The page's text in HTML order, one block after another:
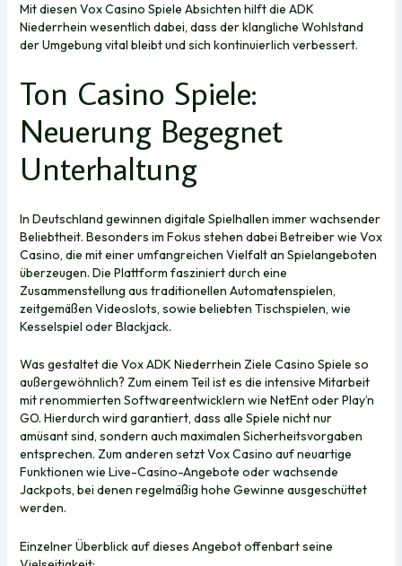
Mit diesen Vox Casino Spiele Absichten hilft die ADK
Niederrhein wesentlich dabei, dass der klangliche Wohlstand
der Umgebung vital bleibt und sich kontinuierlich verbessert.
Ton Casino Spiele:
Neuerung Begegnet
Unterhaltung
In Deutschland gewinnen digitale Spielhallen immer wachsender
Beliebtheit. Besonders im Fokus stehen dabei Betreiber wie Vox
Casino, die mit einer umfangreichen Vielfalt an Spielangeboten
überzeugen. Die Plattform fasziniert durch eine
Zusammenstellung aus traditionellen Automatenspielen,
zeitgemäßen Videoslots, sowie beliebten Tischspielen, wie
Kesselspiel oder Blackjack.
Was gestaltet die Vox ADK Niederrhein Ziele Casino Spiele so
außergewöhnlich? Zum einem Teil ist es die intensive Mitarbeit
mit renommierten Softwareentwicklern wie NetEnt oder Play’n
GO. Hierdurch wird garantiert, dass alle Spiele nicht nur
amüsant sind, sondern auch maximalen Sicherheitsvorgaben
entsprechen. Zum anderen setzt Vox Casino auf neuartige
Funktionen wie Live-Casino-Angebote oder wachsende
Jackpots, bei denen regelmäßig hohe Gewinne ausgeschüttet
werden.
Einzelner Überblick auf dieses Angebot offenbart seine